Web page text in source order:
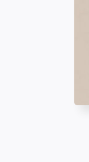
digitale
produit